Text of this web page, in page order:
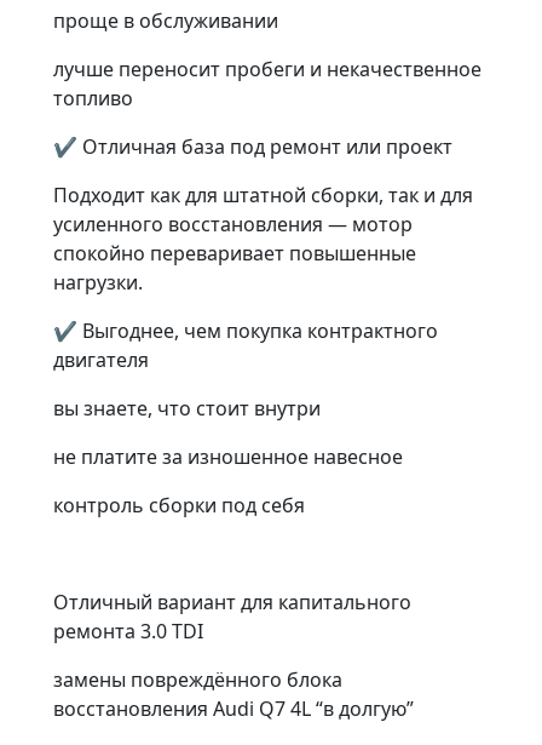
проще в обслуживании
лучше переносит пробеги и некачественное
топливо
✔ Отличная база под ремонт или проект
Подходит как для штатной сборки, так и для
усиленного восстановления — мотор
спокойно переваривает повышенные
нагрузки.
✔ Выгоднее, чем покупка контрактного
двигателя
вы знаете, что стоит внутри
не платите за изношенное навесное
контроль сборки под себя
Отличный вариант для капитального
ремонта 3.0 TDI
замены повреждённого блока
восстановления Audi Q7 4L “в долгую”